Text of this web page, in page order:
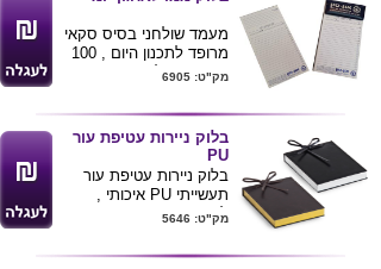
מעמד שולחני בסיס סקאי
מרופד לתכנון היום , 100
תאריך פתוח .
מינימום כמות להזמנה 500
יחידות
המחיר כולל הדפסת לוגו
בצבע 1 ע"ג הקלאפה .
מק"ט: 6905
בלוק ניירות עטיפת עור
PU
בלוק ניירות עטיפת עור
תעשייתי PU איכותי ,
לבחירה בצבעים שחור /
מכיל 250 דפים
מק"ט: 5646